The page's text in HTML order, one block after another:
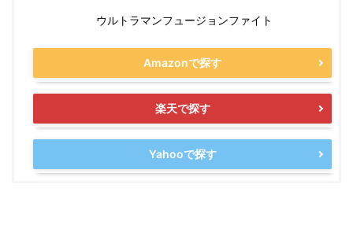
ウルトラマンフュージョンファイト
Amazonで探す
楽天で探す
Yahooで探す